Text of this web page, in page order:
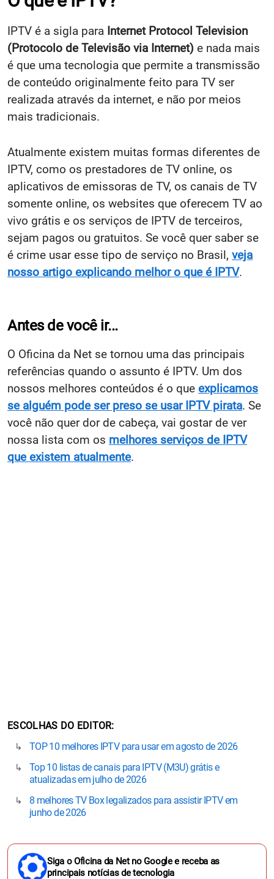
IPTV é a sigla para Internet Protocol Television
(Protocolo de Televisão via Internet) e nada mais
é que uma tecnologia que permite a transmissão
de conteúdo originalmente feito para TV ser
realizada através da internet, e não por meios
mais tradicionais.
Atualmente existem muitas formas diferentes de
IPTV, como os prestadores de TV online, os
aplicativos de emissoras de TV, os canais de TV
somente online, os websites que oferecem TV ao
vivo grátis e os serviços de IPTV de terceiros,
sejam pagos ou gratuitos. Se você quer saber se
é crime usar esse tipo de serviço no Brasil, veja
nosso artigo explicando melhor o que é IPTV.
Antes de você ir...
O Oficina da Net se tornou uma das principais
referências quando o assunto é IPTV. Um dos
nossos melhores conteúdos é o que explicamos
se alguém pode ser preso se usar IPTV pirata. Se
você não quer dor de cabeça, vai gostar de ver
nossa lista com os melhores serviços de IPTV
que existem atualmente.
ESCOLHAS DO EDITOR
TOP 10 melhores IPTV para usar em agosto de 2026
Top 10 listas de canais para IPTV (M3U) grátis e
atualizadas em julho de 2026
8 melhores TV Box legalizados para assistir IPTV em
junho de 2026
Siga o Oficina da Net no Google e receba as
principais notícias de tecnologia